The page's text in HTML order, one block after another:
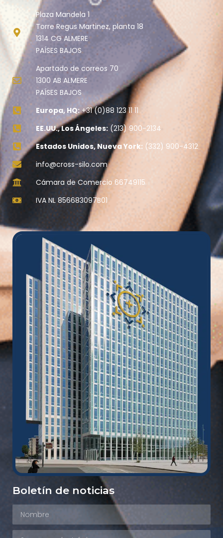
Plaza Mandela 1
Torre Regus Martinez, planta 18
1314 CG ALMERE
PAÍSES BAJOS
Apartado de correos 70
1300 AB ALMERE
PAÍSES BAJOS
Europa, HQ:+31 (0)88 123 11 11
EE.UU., Los Ángeles:(213) 900-2134
Estados Unidos, Nueva York: (332) 900-4312
info@cross-silo.com
Cámara de Comercio 66749115
IVA NL 856683097B01
Boletín de noticias